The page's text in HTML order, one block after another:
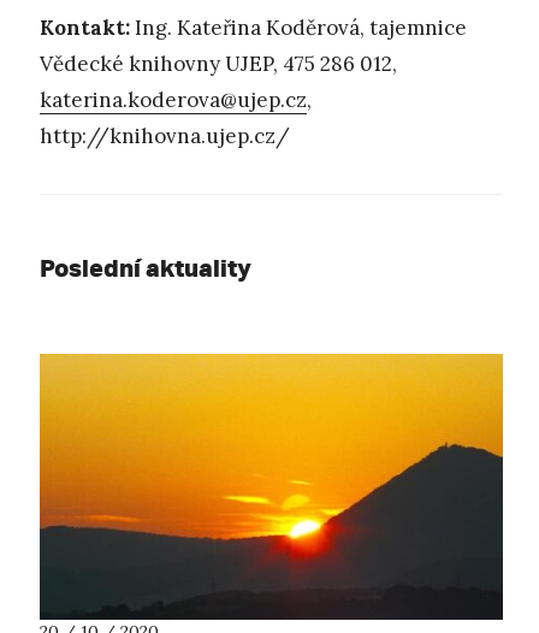
Kontakt:Ing. Kateřina Koděrová, tajemnice
Vědecké knihovny UJEP, 475 286 012,
katerina.koderova@ujep.cz,
http://knihovna.ujep.cz/
Poslední aktuality